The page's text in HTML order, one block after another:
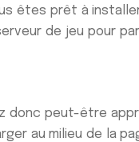
êtes prêt à
de jeu pour
donc peut-être
au milieu de la